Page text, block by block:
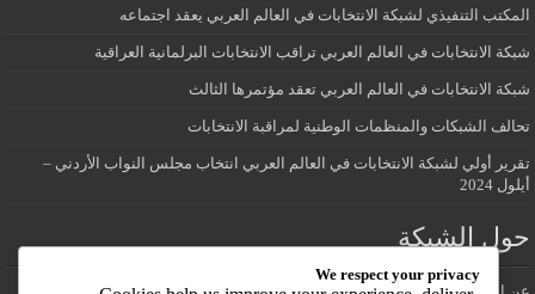
المكتب التنفيذي لشبكة الانتخابات في العالم العربي يعقد اجتماعه
شبكة الانتخابات في العالم العربي تراقب الانتخابات البرلمانية العراقية
شبكة الانتخابات في العالم العربي تعقد مؤتمرها الثالث
تحالف الشبكات والمنظمات الوطنية لمراقبة الانتخابات
تقرير أولي لشبكة الانتخابات في العالم العربي انتخاب مجلس النواب الأردني –
أيلول 2024
حول الشبكة
We respect your privacy